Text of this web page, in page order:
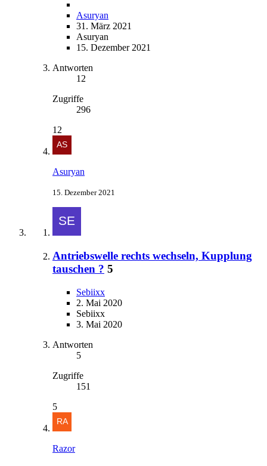
Asuryan
31. März 2021
Asuryan
15. Dezember 2021
Antworten
12
Zugriffe
296
12
Asuryan
15. Dezember 2021
Antriebswelle rechts wechseln, Kupplung
tauschen ? 5
Sebiixx
2. Mai 2020
Sebiixx
3. Mai 2020
Antworten
5
Zugriffe
151
5
Razor